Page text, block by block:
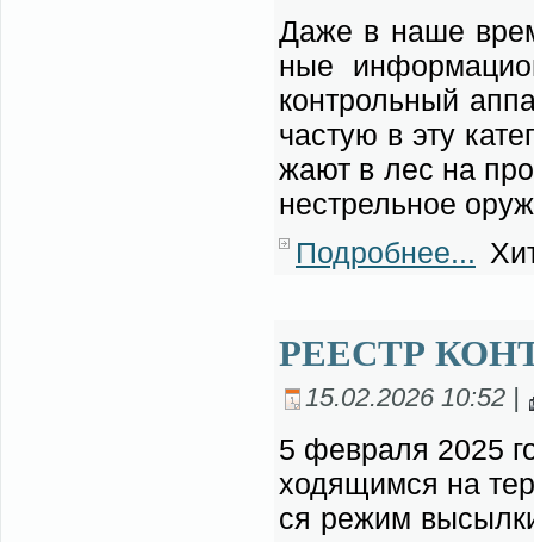
Да­же в на­ше
ные
кон­троль­ный
ча­стую в эту
жа­ют в лес на
не­стрель­ное
Подробнее...
РЕЕСТР
15.02.2026 10:52 |
5 фев­ра­ля 2025
хо­дя­щим­ся на
ся ре­жим